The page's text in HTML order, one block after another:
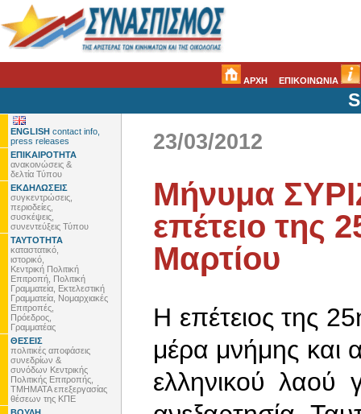
ΑΡΧΗ ΕΠΙΚΟΙΝΩΝΙΑ
ENGLISH contact info,
press releases
ΕΠΙΚΑΙΡΟΤΗΤΑ
ανακοινώσεις &
δελτία Τύπου
ΕΚΔΗΛΩΣΕΙΣ
συγκεντρώσεις,
περιοδείες,
συσκέψεις,
συνεντεύξεις Τύπου
ΤΑΥΤΟΤΗΤΑ
καταστατικό,
ιστορικό,
Κεντρική Πολιτική
Επιτροπή, Πολιτική
Γραμματεία, Εκτελεστική
Γραμματεία, Νομαρχιακές
Επιτροπές,
Πρόεδρος,
Γραμματέας
ΘΕΣΕΙΣ
πολιτικές αποφάσεις
συνεδρίων &
συνόδων Κεντρικής
Πολιτικής Επιτροπής,
ΤΜΗΜΑΤΑ επεξεργασίας
θέσεων της ΚΠΕ
23/03/2012
Μήνυμα
επέτειο της
Μαρτίου
Η επέτειος της
μέρα μνήμης και
ελληνικού λαού